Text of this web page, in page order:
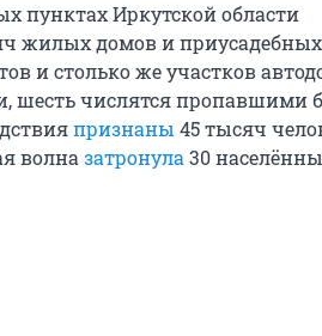
пунктах Иркутской области
жилых домов и приусадебных
и столько же участков
шесть числятся пропавшими
признаны 45 тысяч
волна затронула 30